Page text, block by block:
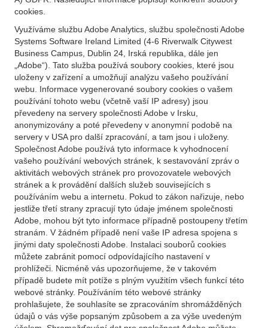
cookies.
Využíváme službu Adobe Analytics, službu společnosti Adobe
Systems Software Ireland Limited (4-6 Riverwalk Citywest
Business Campus, Dublin 24, Irská republika, dále jen
„Adobe“). Tato služba používá soubory cookies, které jsou
uloženy v zařízení a umožňují analýzu vašeho používání
webu. Informace vygenerované soubory cookies o vašem
používání tohoto webu (včetně vaší IP adresy) jsou
převedeny na servery společnosti Adobe v Irsku,
anonymizovány a poté převedeny v anonymní podobě na
servery v USA pro další zpracování, a tam jsou i uloženy.
Společnost Adobe používá tyto informace k vyhodnocení
vašeho používání webových stránek, k sestavování zpráv o
aktivitách webových stránek pro provozovatele webových
stránek a k provádění dalších služeb souvisejících s
používáním webu a internetu. Pokud to zákon nařizuje, nebo
jestliže třetí strany zpracují tyto údaje jménem společnosti
Adobe, mohou být tyto informace případně postoupeny třetím
stranám. V žádném případě není vaše IP adresa spojena s
jinými daty společnosti Adobe. Instalaci souborů cookies
můžete zabránit pomocí odpovídajícího nastavení v
prohlížeči. Nicméně vás upozorňujeme, že v takovém
případě budete mít potíže s plným využitím všech funkcí této
webové stránky. Používáním této webové stránky
prohlašujete, že souhlasíte se zpracováním shromážděných
údajů o vás výše popsaným způsobem a za výše uvedeným